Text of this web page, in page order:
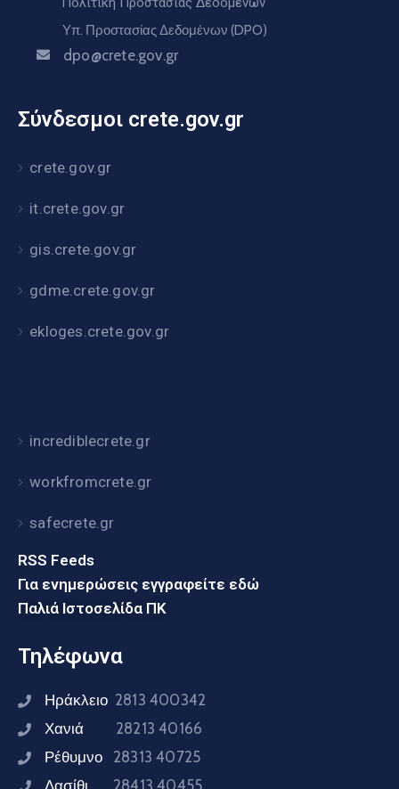
Υπ. Προστασίας Δεδομένων (DPO)
dpo@crete.gov.gr
Σύνδεσμοι crete.gov.gr
crete.gov.gr
it.crete.gov.gr
gis.crete.gov.gr
gdme.crete.gov.gr
ekloges.crete.gov.gr
incrediblecrete.gr
workfromcrete.gr
safecrete.gr
RSS Feeds
Για ενημερώσεις εγγραφείτε εδώ
Παλιά Ιστοσελίδα ΠΚ
Τηλέφωνα
Ηράκλειο 2813 400342
Χανιά 28213 40166
Ρέθυμνο 28313 40725
Λασίθι 28413 40455